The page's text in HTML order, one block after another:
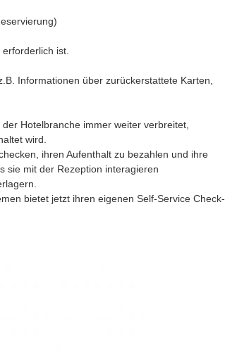
ist.
Informationen über zurückerstattete Karten,
Hotelbranche immer weiter verbreitet,
wird.
ihren Aufenthalt zu bezahlen und ihre
sie mit der Rezeption interagieren
bietet jetzt ihren eigenen Self-Service Check-